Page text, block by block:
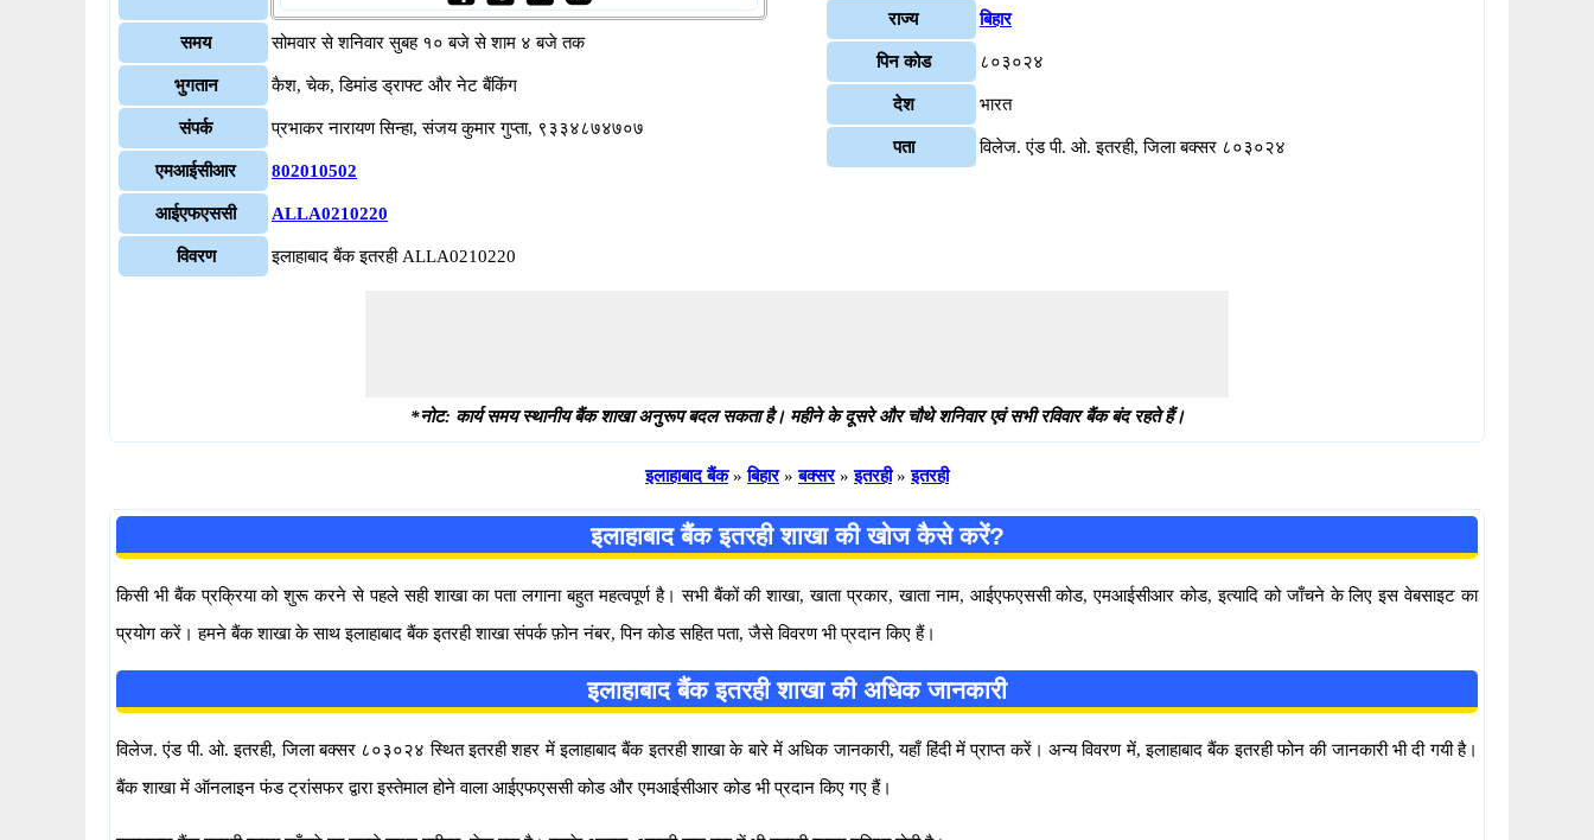
समय सोमवार से शनिवार सुबह १० बजे से शाम ४ बजे तक
भुगतान कैश, चेक, डिमांड ड्राफ्ट और नेट बैंकिंग
संपर्क प्रभाकर नारायण सिन्हा, संजय कुमार गुप्ता, ९३३४८७४७०७
एमआईसीआर 802010502
आईएफएससी ALLA0210220
विवरण इलाहाबाद बैंक इतरही ALLA0210220
राज्य बिहार
पिन कोड ८०३०२४
देश भारत
पता विलेज. एंड पी. ओ. इतरही, जिला बक्सर ८०३०२४
*नोट: कार्य समय स्थानीय बैंक शाखा अनुरूप बदल सकता है। महीने के दूसरे और चौथे शनिवार एवं सभी रविवार बैंक बंद रहते हैं।
इलाहाबाद बैंक » बिहार » बक्सर » इतरही » इतरही
इलाहाबाद बैंक इतरही शाखा की खोज कैसे करें?
किसी भी बैंक प्रक्रिया को शुरू करने से पहले सही शाखा का पता लगाना बहुत महत्वपूर्ण है। सभी बैंकों की शाखा, खाता प्रकार, खाता नाम, आईएफएससी कोड, एमआईसीआर कोड, इत्यादि को जाँचने के लिए इस वेबसाइट का
प्रयोग करें। हमने बैंक शाखा के साथ इलाहाबाद बैंक इतरही शाखा संपर्क फ़ोन नंबर, पिन कोड सहित पता, जैसे विवरण भी प्रदान किए हैं।
इलाहाबाद बैंक इतरही शाखा की अधिक जानकारी
विलेज. एंड पी. ओ. इतरही, जिला बक्सर ८०३०२४ स्थित इतरही शहर में इलाहाबाद बैंक इतरही शाखा के बारे में अधिक जानकारी, यहाँ हिंदी में प्राप्त करें। अन्य विवरण में, इलाहाबाद बैंक इतरही फोन की जानकारी भी दी गयी है।
बैंक शाखा में ऑनलाइन फंड ट्रांसफर द्वारा इस्तेमाल होने वाला आईएफएससी कोड और एमआईसीआर कोड भी प्रदान किए गए हैं।